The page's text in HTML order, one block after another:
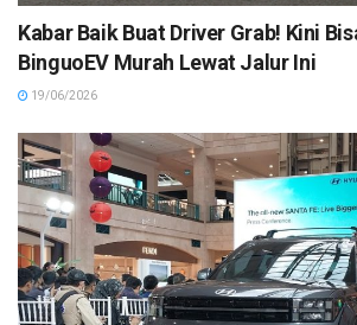
Kabar Baik Buat Driver Grab! Kini
BinguoEV Murah Lewat Jalur Ini
19/06/2026